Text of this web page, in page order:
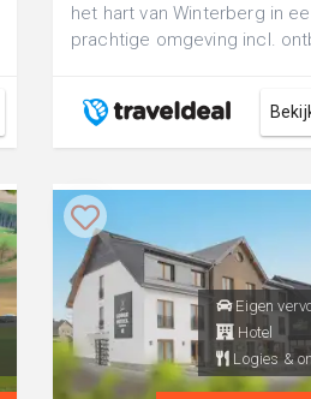
het hart van Winterberg in
prachtige omgeving incl.
Eigen
Hotel
Logies &